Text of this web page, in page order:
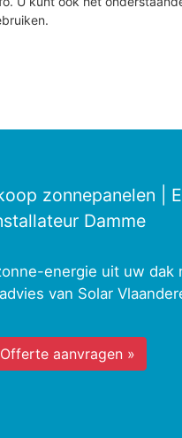
zonnepanelen |
Damme
energie uit uw dak
van Solar
Offerte aanvragen »